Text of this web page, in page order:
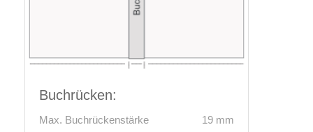
Buchrücken:
Max. Buchrückenstärke
19 mm